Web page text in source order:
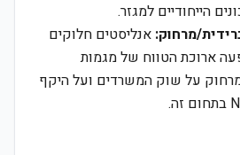
הייחודיים למגזר.
מרחוק: אנליסטים חלוקים
ארוכת הטווח של מגמות
על שוק המשרדים ועל היקף